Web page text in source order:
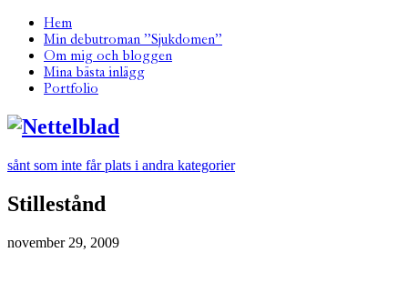
Hem
Min debutroman ”Sjukdomen”
Om mig och bloggen
Mina bästa inlägg
Portfolio
sånt som inte får plats i andra kategorier
Stillestånd
november 29, 2009